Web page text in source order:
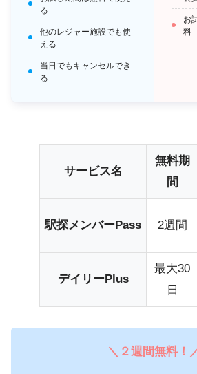
る
他のレジャー施設でも使
える
当日でもキャンセルでき
る
お
料
サービス名
無料期
間
駅探メンバーPass 2週間
デイリーPlus
最大30
日
＼２週間無料！